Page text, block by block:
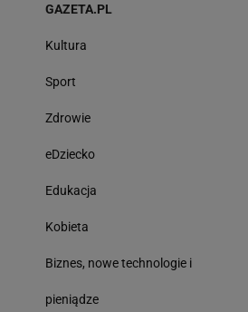
GAZETA.PL
Kultura
Sport
Zdrowie
eDziecko
Edukacja
Kobieta
Biznes, nowe technologie i
pieniądze